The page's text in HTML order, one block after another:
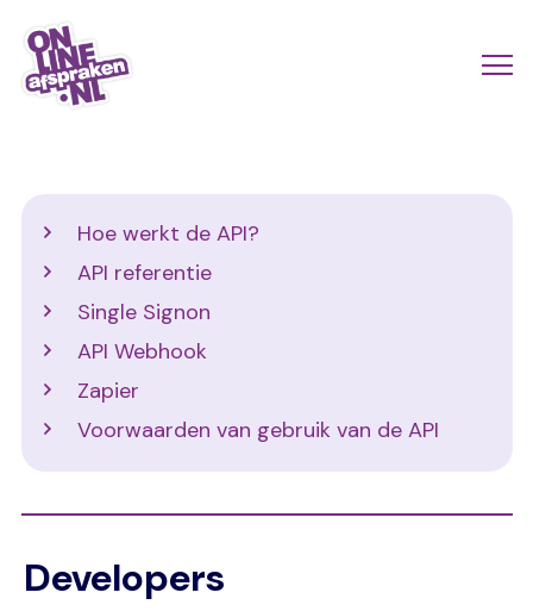
Naar
hoofdinhoud
Developers
Hoe werkt de API?
API referentie
Single Signon
API Webhook
Zapier
Voorwaarden van gebruik van de API